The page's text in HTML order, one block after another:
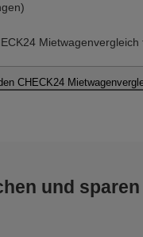
CHECK24
und sparen